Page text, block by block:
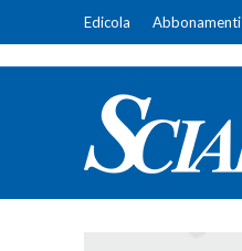
Edicola Abbonamenti